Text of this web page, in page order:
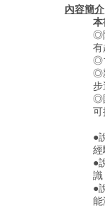
內容簡介
本
◎
有
◎
◎
●
經
●
識
●
能